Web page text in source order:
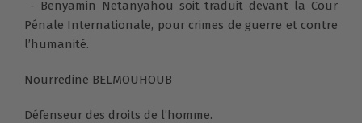
- Benyamin Netanyahou soit traduit devant la Cour
Pénale Internationale, pour crimes de guerre et contre
l’humanité.
Nourredine BELMOUHOUB
Défenseur des droits de l’homme.